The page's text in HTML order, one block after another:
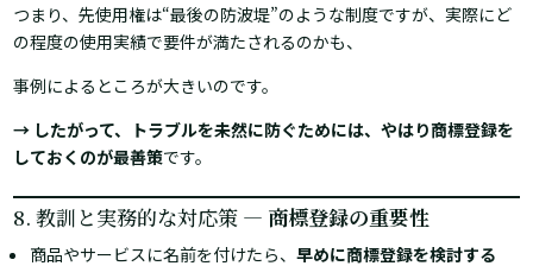
つまり、先使用権は“最後の防波堤”のような制度ですが、実際にど
の程度の使用実績で要件が満たされるのかも、
事例によるところが大きいのです。
→ したがって、トラブルを未然に防ぐためには、やはり商標登録を
しておくのが最善策です。
8. 教訓と実務的な対応策 ― 商標登録の重要性
商品やサービスに名前を付けたら、早めに商標登録を検討する